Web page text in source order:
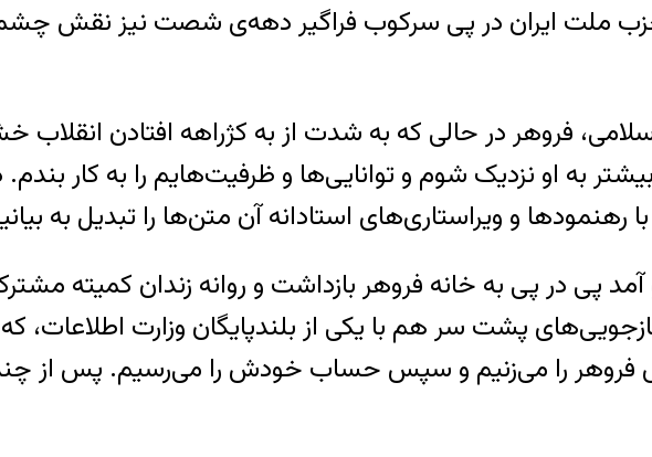
حزب ملت ایران در پی سرکوب فراگیر دهه‌ی شصت نیز نقش
فروهر در حالی که به شدت از به کژراهه افتادن انقلاب
به او نزدیک شوم و توانایی‌ها و ظرفیت‌هایم را به کار بندم.
و ویراستاری‌های استادانه آن متن‌ها را تبدیل به
و آمد پی در پی به خانه فروهر بازداشت و روانه زندان کمیته
پشت سر هم با یکی از بلندپایگان وزارت اطلاعات،
فروهر را می‌زنیم و سپس حساب خودش را می‌رسیم. پس از